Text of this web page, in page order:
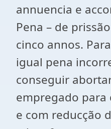
annuencia e
Pena – de
cinco annos.
igual pena
conseguir
empregado para
e com reducção